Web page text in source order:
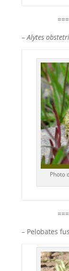
–Alytes
Photo
– Pelobates